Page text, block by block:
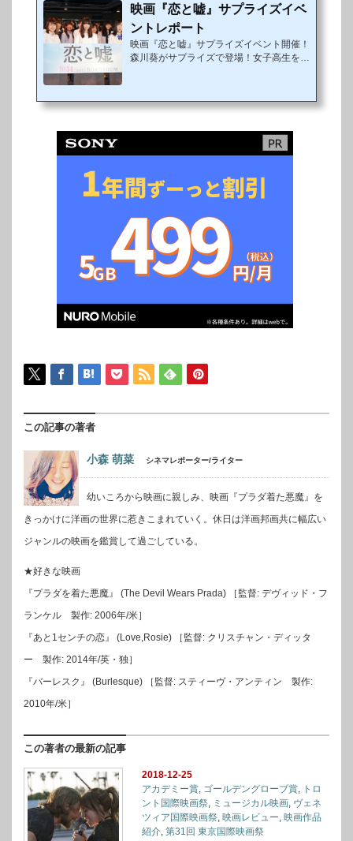
発売後も重版を連発しアニメ化もされた本
作が、原作とつながりを持つアナザースト
ーリーとして待望の実写映画化となり、1
0月14日（土）ついに全国公開を迎える。
『恋と嘘』は、結婚相手を政府が選ぶ、恋
映画『恋と嘘』サプライズイベ
ントレポート
映画『恋と嘘』サプライズイベント開催！
森川葵がサプライズで登場！女子高生を相
ットを記録し、アニメ化やノベライズ化も
ながりをもつアナザーストーリーとして実
写化された本作には、フレッシュなキャス
るのは映画『花戦さ』（2017年）や『TO
O YOUNG TO DIE! 若くして死ぬ』（2016
主人公の葵...
この記事の著者
小森 萌菜 シネマレポーター/ライター
幼いころから映画に親しみ、映画『プラダ着た悪魔』を
きっかけに洋画の世界に惹きこまれていく。休日は洋画邦画共に幅広い
ジャンルの映画を鑑賞して過ごしている。
★好きな映画
『プラダを着た悪魔』 (The Devil Wears Prada) ［監督: デヴィッド・フ
ランケル 製作: 2006年/米］
『あと1センチの恋』 (Love,Rosie) ［監督: クリスチャン・ディッタ
ー 製作: 2014年/英・独］
『バーレスク』 (Burlesque) ［監督: スティーヴ・アンティン 製作:
2010年/米］
この著者の最新の記事
2018-12-25
アカデミー賞 ゴールデングローブ賞
トロ
ント国際映画祭
ミュージカル映画 ヴェネ
ツィア国際映画祭 ,映画レビュー ,映画作品
紹介 ,第31回 東京国際映画祭